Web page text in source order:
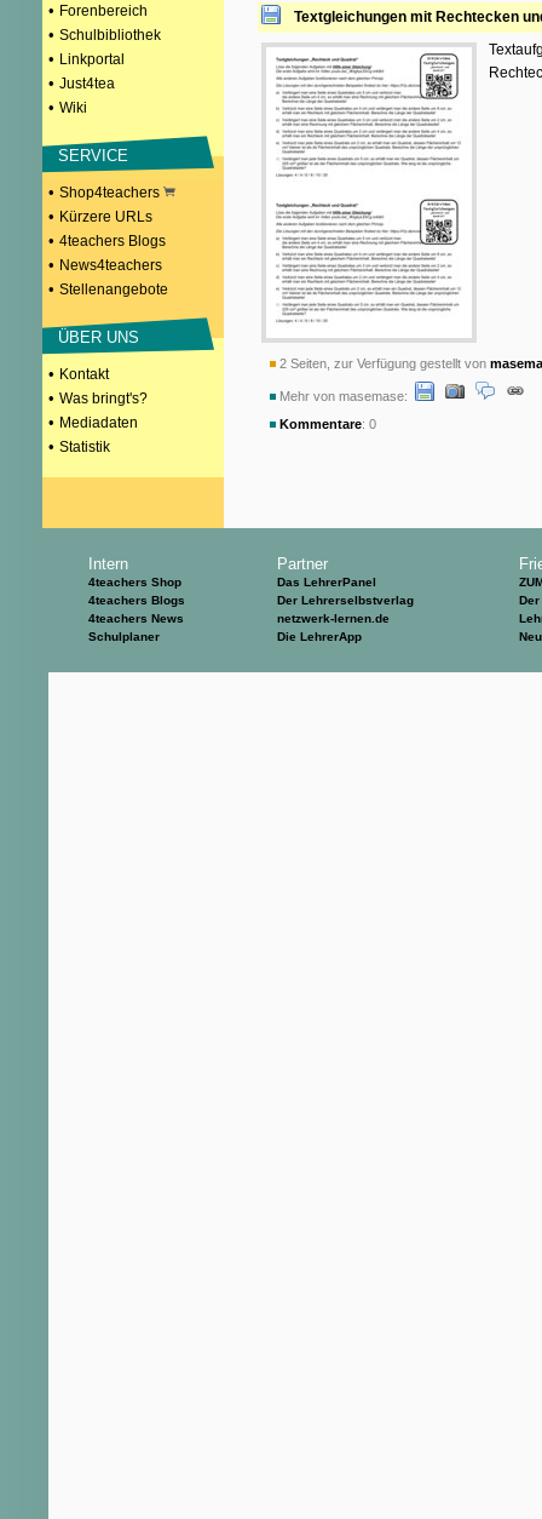
• Forenbereich
• Schulbibliothek
• Linkportal
• Just4tea
• Wiki
SERVICE
• Shop4teachers
• Kürzere URLs
• 4teachers Blogs
• News4teachers
• Stellenangebote
ÜBER UNS
• Kontakt
• Was bringt's?
• Mediadaten
• Statistik
Textgleichungen mit Rechtecken
2 Seiten, zur Verfügung gestellt von
Mehr von masemase:
Kommentare: 0
Intern
4teachers Shop
4teachers Blogs
4teachers News
Schulplaner
Partner
Das LehrerPanel
Der Lehrerselbstverlag
netzwerk-lernen.de
Die LehrerApp